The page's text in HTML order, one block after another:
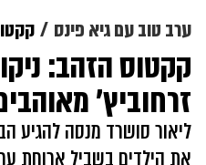
ערב טוב עם גיא פינס
קקטוס הזהב:
זרחוביץ'
ליאור סושרד מנסה להגיע